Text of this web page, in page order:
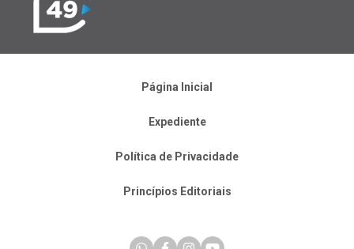
Página Inicial
Expediente
Política de Privacidade
Princípios Editoriais